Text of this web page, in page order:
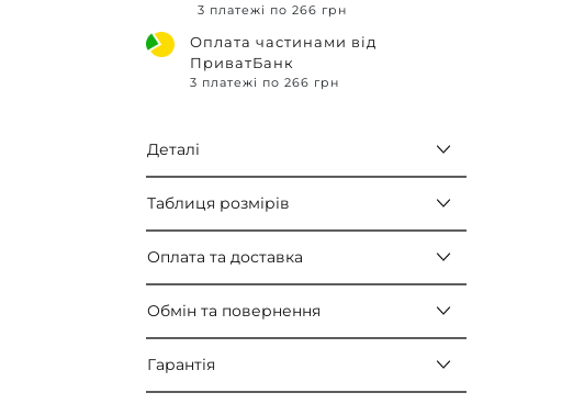
3 платежі по 266 грн
Оплата частинами від
ПриватБанк
3 платежі по 266 грн
Деталі
Таблиця розмірів
Оплата та доставка
Обмін та повернення
Гарантія